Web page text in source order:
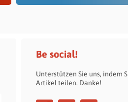
Be social!
Unterstützen Sie uns, indem
Artikel teilen. Danke!